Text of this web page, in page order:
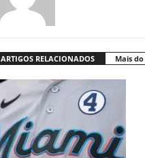
ARTIGOS RELACIONADOS Mais